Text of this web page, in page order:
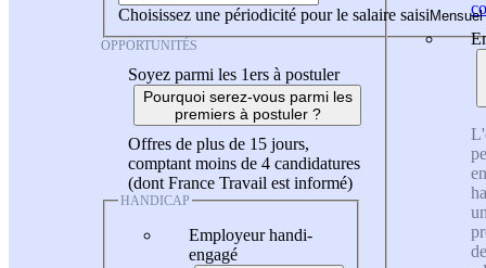
Choisissez une périodicité pour le salaire saisi
OPPORTUNITÉS
Soyez parmi les 1ers à postuler
Pourquoi serez-vous parmi les
premiers à postuler ?
Offres de plus de 15 jours,
comptant moins de 4 candidatures
(dont France Travail est informé)
HANDICAP
Employeur handi-
engagé